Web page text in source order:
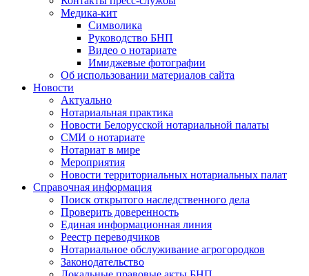
Медика-кит
Символика
Руководство БНП
Видео о нотариате
Имиджевые фотографии
Об использовании материалов сайта
Новости
Актуально
Нотариальная практика
Новости Белорусской нотариальной палаты
СМИ о нотариате
Нотариат в мире
Мероприятия
Новости территориальных нотариальных палат
Справочная информация
Поиск открытого наследственного дела
Проверить доверенность
Единая информационная линия
Реестр переводчиков
Нотариальное обслуживание агрогородков
Законодательство